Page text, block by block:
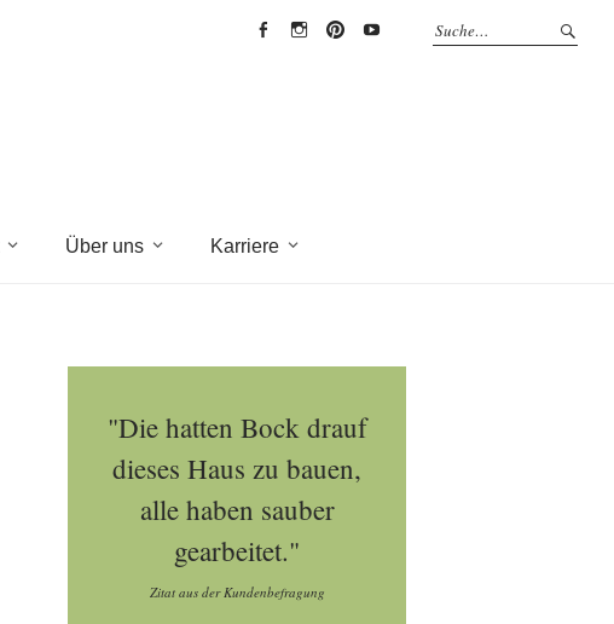
Über uns Karriere
"Die hatten Bock drauf
dieses Haus zu bauen,
alle haben sauber
gearbeitet."
Zitat aus der Kundenbefragung